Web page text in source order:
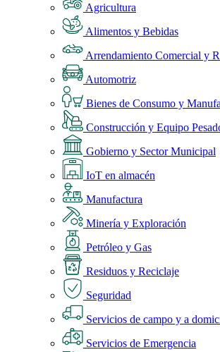
Agricultura
Alimentos y Bebidas
Arrendamiento Comercial y
Automotriz
Bienes de Consumo y
Construcción y Equipo
Gobierno y Sector Municipal
IoT en almacén
Manufactura
Minería y Exploración
Petróleo y Gas
Residuos y Reciclaje
Seguridad
Servicios de campo y a
Servicios de Emergencia